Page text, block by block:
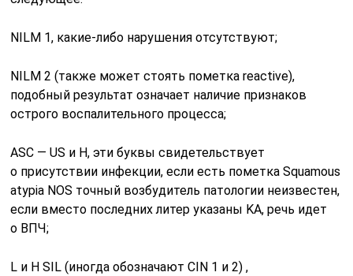
NILM 1, какие-либо нарушения отсутствуют;
NILM 2 (также может стоять пометка reactive),
подобный результат означает наличие признаков
острого воспалительного процесса;
ASC — US и H, эти буквы свидетельствует
о присутствии инфекции, если есть пометка Squamous
atypia NOS точный возбудитель патологии неизвестен,
если вместо последних литер указаны KA, речь идет
о ВПЧ;
L и Н SIL (иногда обозначают CIN 1 и 2) ,